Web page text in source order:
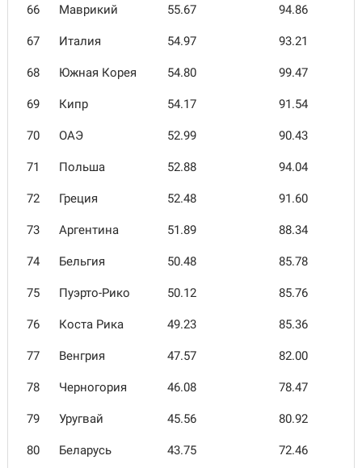
66 Маврикий 55.67 94.86
67 Италия 54.97 93.21
68 Южная Корея 54.80 99.47
69 Кипр 54.17 91.54
70 ОАЭ 52.99 90.43
71 Польша 52.88 94.04
72 Греция 52.48 91.60
73 Аргентина 51.89 88.34
74 Бельгия 50.48 85.78
75 Пуэрто-Рико 50.12 85.76
76 Коста Рика 49.23 85.36
77 Венгрия 47.57 82.00
78 Черногория 46.08 78.47
79 Уругвай 45.56 80.92
80 Беларусь 43.75 72.46